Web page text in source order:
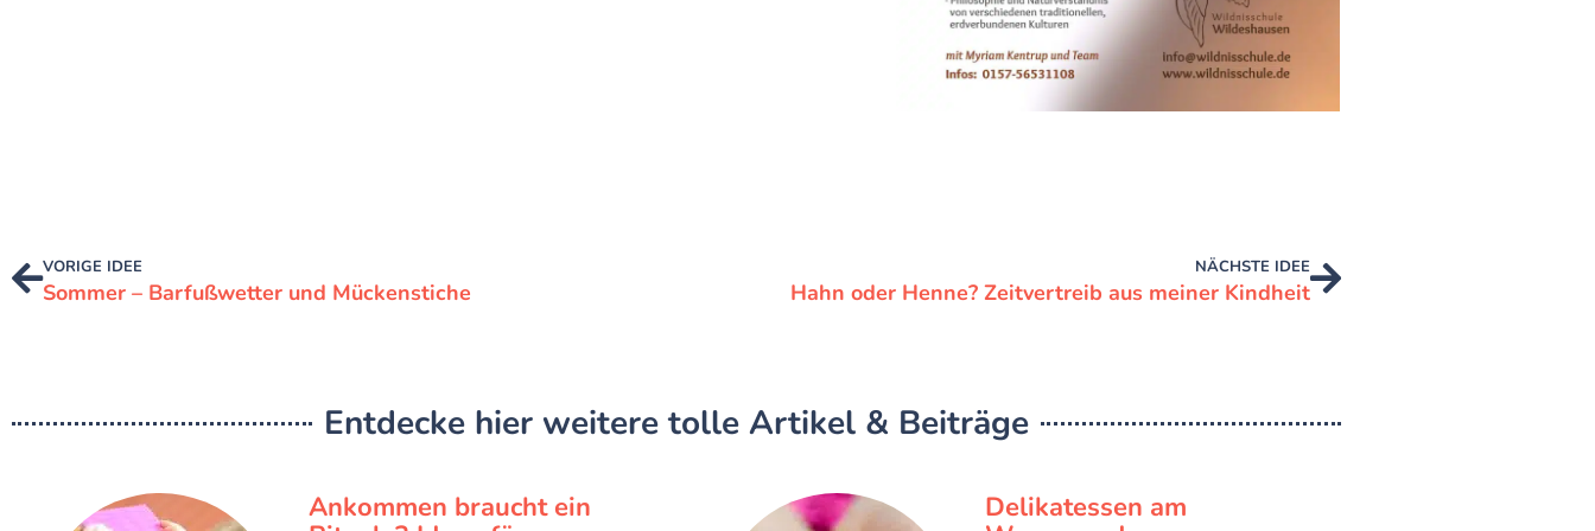
VORIGE IDEE
Sommer – Barfußwetter und Mückenstiche
NÄCHSTE IDEE
Hahn oder Henne? Zeitvertreib aus meiner Kindheit
Entdecke hier weitere tolle Artikel & Beiträge
Ankommen braucht ein
Delikatessen am